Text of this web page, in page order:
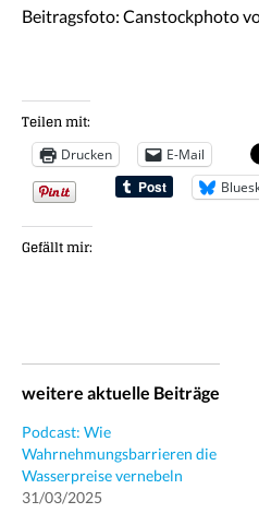
Beitragsfoto: Canstockphoto
Teilen mit:
Drucken E-Mail
Gefällt mir:
weitere aktuelle Beiträge
Podcast: Wie
Wahrnehmungsbarrieren die
Wasserpreise vernebeln
31/03/2025